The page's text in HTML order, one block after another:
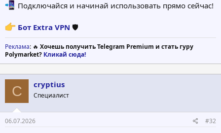
Подключайся и начинай использовать прямо сейчас!
Бот Extra VPN 🛡
Реклама: 🔥 Хочешь получить Telegram Premium и стать гуру
Polymarket? Кликай сюда!
C cryptius
Специалист
06.07.2026 #32